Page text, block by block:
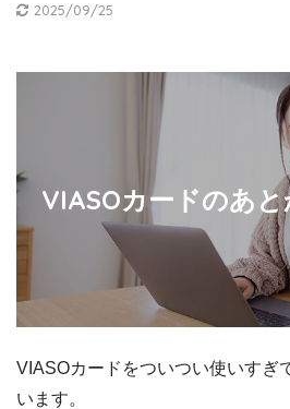
2025/09/25
VIASOカードのあ
VIASOカードをついつい使いすぎ
います。